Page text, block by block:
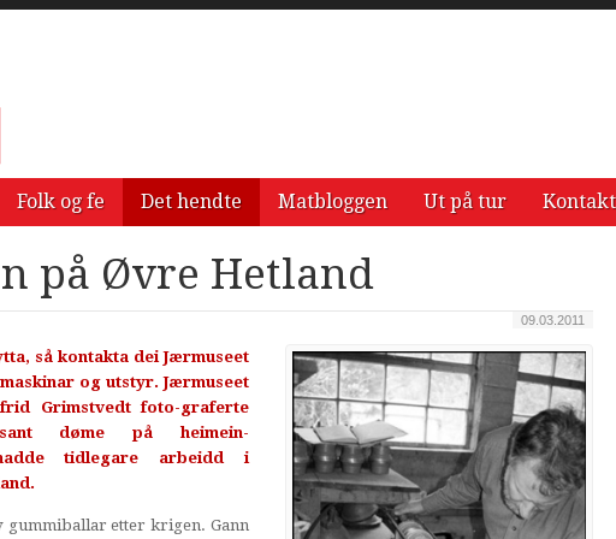
Folk og fe Det hendte Matbloggen Ut på tur Kontakt
på Øvre Hetland
09.03.2011
så kontakta dei Jærmuseet
og utstyr. Jærmuseet
Grimstvedt foto-graferte
døme på heimein-
tidlegare arbeidd i
gummiballar etter krigen. Gann